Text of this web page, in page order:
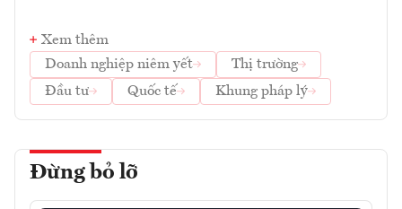
Xem thêm
Doanh nghiệp niêm yết
Thị trường
Đầu tư
Quốc tế Khung pháp lý
Đừng bỏ lỡ